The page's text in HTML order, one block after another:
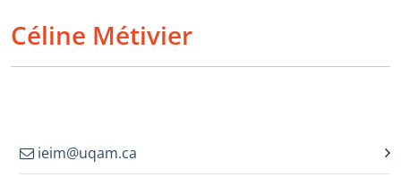
Céline Métivier
ieim@uqam.ca